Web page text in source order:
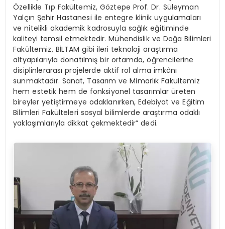
Özellikle Tıp Fakültemiz, Göztepe Prof. Dr. Süleyman
Yalçın Şehir Hastanesi ile entegre klinik uygulamaları
ve nitelikli akademik kadrosuyla sağlık eğitiminde
kaliteyi temsil etmektedir. Mühendislik ve Doğa Bilimleri
Fakültemiz, BİLTAM gibi ileri teknoloji araştırma
altyapılarıyla donatılmış bir ortamda, öğrencilerine
disiplinlerarası projelerde aktif rol alma imkânı
sunmaktadır. Sanat, Tasarım ve Mimarlık Fakültemiz
hem estetik hem de fonksiyonel tasarımlar üreten
bireyler yetiştirmeye odaklanırken, Edebiyat ve Eğitim
Bilimleri Fakülteleri sosyal bilimlerde araştırma odaklı
yaklaşımlarıyla dikkat çekmektedir” dedi.